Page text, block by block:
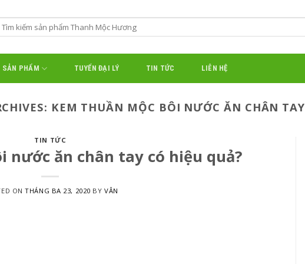
SẢN PHẨM TUYỂN ĐẠI LÝ TIN TỨC LIÊN HỆ
KEM THUẦN MỘC BÔI NƯỚC ĂN CHÂN TAY
TIN TỨC
nước ăn chân tay có hiệu quả?
ONTHÁNG BA 23, 2020 BYVÂN